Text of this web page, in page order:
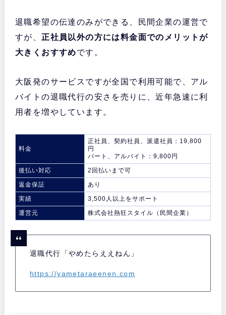
退職希望の伝達のみができる、民間企業の運営で
すが、正社員以外の方には料金面でのメリットが
大きくおすすめです。
大阪発のサービスですが全国で利用可能で、アル
バイトの退職代行の安さを売りに、近年急速に利
用者を増やしています。
料金
正社員、契約社員、派遣社員：19,800
円
パート、アルバイト：9,800円
後払い対応
2回払いまで可
返金保証
あり
実績
3,500人以上をサポート
運営元
株式会社熱狂スタイル（民間企業）
退職代行「やめたらええねん」
https://yametaraeenen.com